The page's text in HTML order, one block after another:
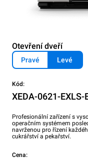
Otevření dveří
Pravé Levé
Kód:
XEDA-0621-EXLS-
Profesionální zařízení s
operačním systémem
navrženou pro řízení
cukrářství a pekařství.
Cena: